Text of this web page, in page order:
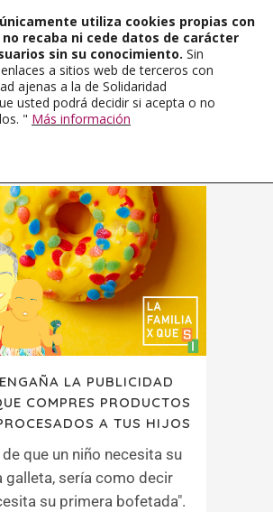
LA PUBLICIDAD
COMPRES PRODUCTOS
A TUS HIJOS
que un niño necesita su
galleta, sería como decir
su primera bofetada".
utiliza cookies propias con
recaba ni cede datos de carácter
sin su conocimiento. Sin
a sitios web de terceros con
ajenas a la de Solidaridad
usted podrá decidir si acepta o no
" Más información